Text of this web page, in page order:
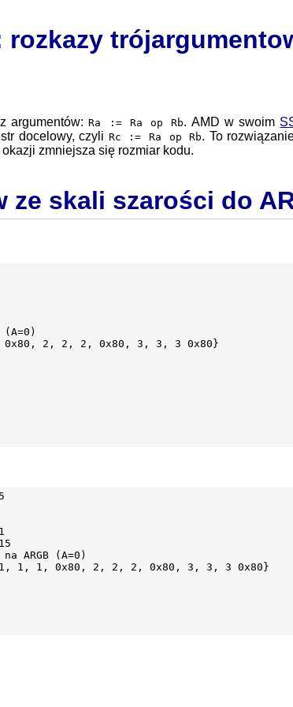
rozkazy
argumentów:Ra := Ra op Rb. AMD w swoim
docelowy, czyli Rc := Ra op Rb. To
zmniejsza się rozmiar kodu.
skali szarości do
2, 2, 2, 0x80, 3, 3, 3 0x80}
ARGB (A=0)
1, 1, 0x80, 2, 2, 2, 0x80, 3, 3, 3 0x80}